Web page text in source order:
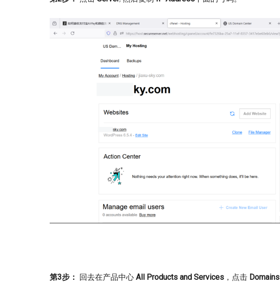
第3步： 回去在产品中心 All Products and Services ，点击 Domains